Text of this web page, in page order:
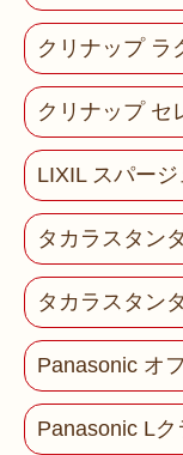
クリナップ ラ
クリナップ セ
LIXIL スパージ
タカラスタン
タカラスタン
Panasonic オ
Panasonic Lク